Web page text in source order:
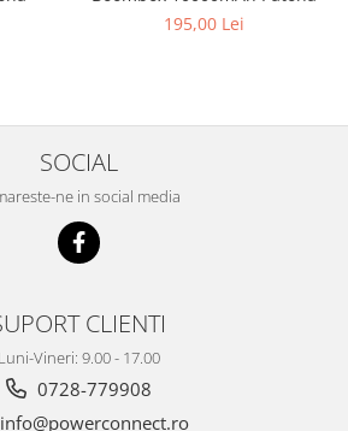
195,00 Lei
SOCIAL
ne in social media
CLIENTI
Luni-Vineri: 9.00 - 17.00
0728-779908
info@powerconnect.ro